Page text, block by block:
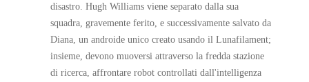
disastro. Hugh Williams viene separato dalla sua
squadra, gravemente ferito, e successivamente salvato da
Diana, un androide unico creato usando il Lunafilament;
insieme, devono muoversi attraverso la fredda stazione
di ricerca, affrontare robot controllati dall'intelligenza